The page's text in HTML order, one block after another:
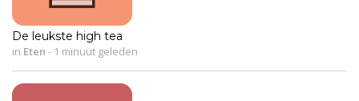
De leukste high tea
in Eten - 1 minuut geleden